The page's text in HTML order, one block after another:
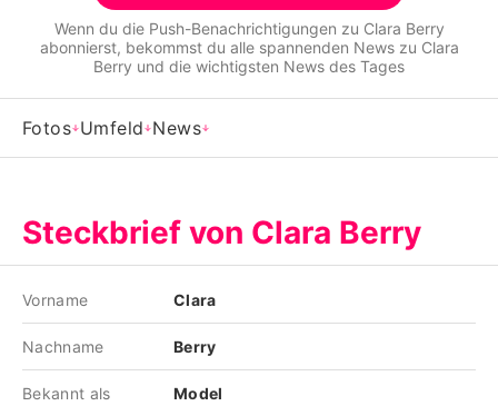
App runterladen
Team
Impressum
Nutzungsbedingungen
Utiq verwalten
Wenn du die Push-Benachrichtigungen zu Clara Berry
abonnierst, bekommst du alle spannenden News zu Clara
Berry und die wichtigsten News des Tages
Fotos Umfeld News
Steckbrief von Clara Berry
Vorname Clara
Nachname Berry
Bekannt als Model